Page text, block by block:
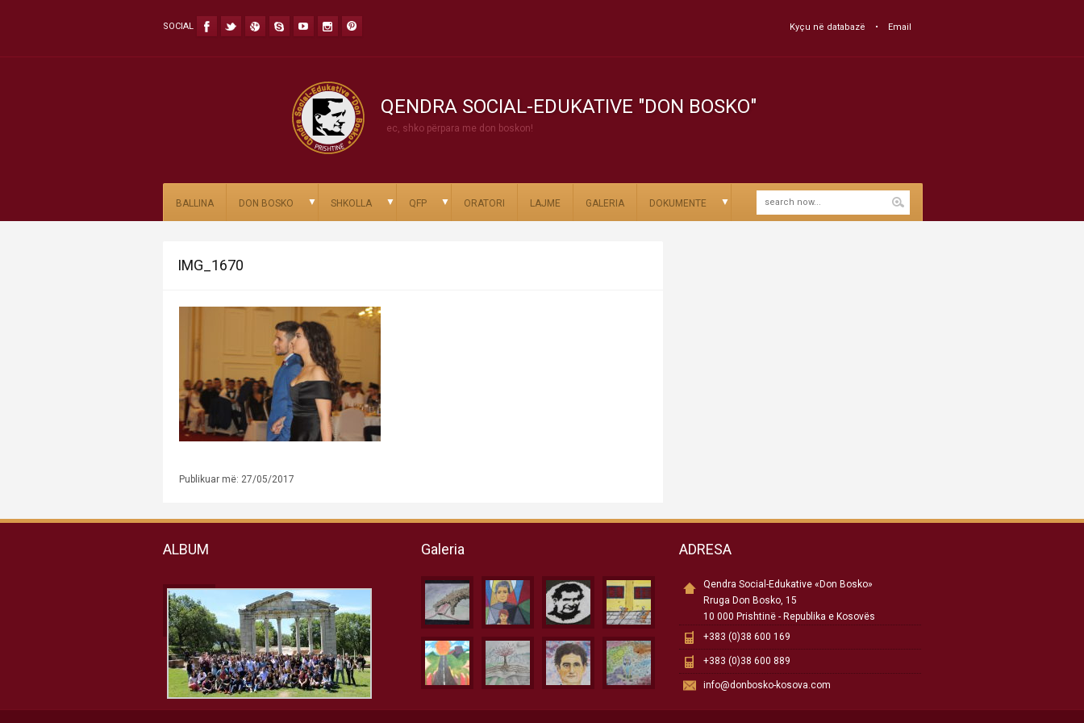
SOCIAL Kyçu në databazë Email
QENDRA SOCIAL-EDUKATIVE "DON BOSKO"
ec, shko përpara me don boskon!
BALLINA DON BOSKO ▼ SHKOLLA ▼ QFP ▼ ORATORI LAJME GALERIA DOKUMENTE ▼
IMG_1670
Publikuar më: 27/05/2017
ALBUM Galeria ADRESA
Qendra Social-Edukative «Don Bosko»
Rruga Don Bosko, 15
10 000 Prishtinë - Republika e Kosovës
+383 (0)38 600 169
+383 (0)38 600 889
info@donbosko-kosova.com